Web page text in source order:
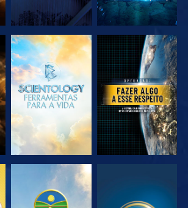
EXPLORAR A
SÉRIE
VER
VER VER